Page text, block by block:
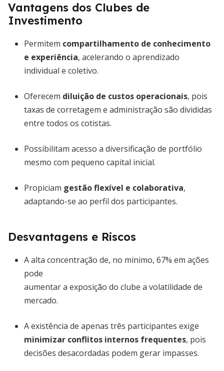
Vantagens dos Clubes de
Investimento
Permitem compartilhamento de conhecimento
e experiência, acelerando o aprendizado
individual e coletivo.
Oferecem diluição de custos operacionais, pois
taxas de corretagem e administração são divididas
entre todos os cotistas.
Possibilitam acesso a diversificação de portfólio
mesmo com pequeno capital inicial.
Propiciam gestão flexível e colaborativa,
adaptando-se ao perfil dos participantes.
Desvantagens e Riscos
A alta concentração de, no mínimo, 67% em ações
pode
aumentar a exposição do clube a volatilidade de
mercado.
A existência de apenas três participantes exige
minimizar conflitos internos frequentes, pois
decisões desacordadas podem gerar impasses.